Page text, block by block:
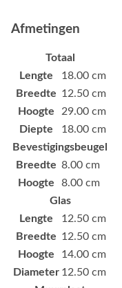
Afmetingen
Totaal
Lengte
18.00 cm
Breedte 12.50 cm
Hoogte
29.00 cm
Diepte
18.00 cm
Bevestigingsbeugel
Breedte 8.00 cm
Hoogte
8.00 cm
Glas
Lengte
12.50 cm
Breedte 12.50 cm
Hoogte
14.00 cm
Diameter 12.50 cm